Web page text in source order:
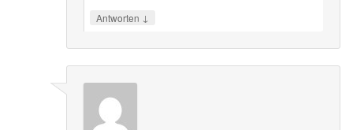
Antworten ↓